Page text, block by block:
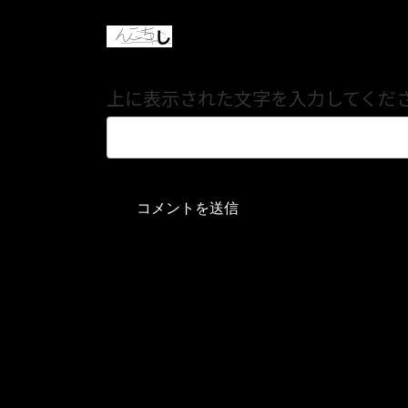
上に表示された文字を入力してくだ